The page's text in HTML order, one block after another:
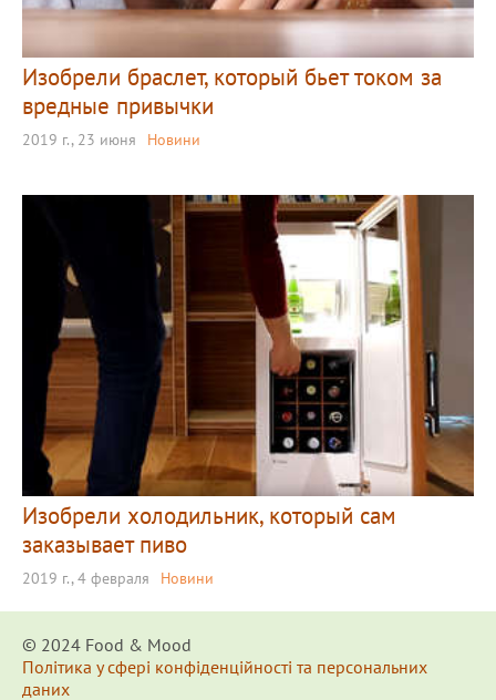
Изобрели браслет, который бьет током за
вредные привычки
2019 г., 23 июня Новини
Изобрели холодильник, который сам
заказывает пиво
2019 г., 4 февраля Новини
© 2024 Food & Мood
Політика у сфері конфіденційності та персональних
даних